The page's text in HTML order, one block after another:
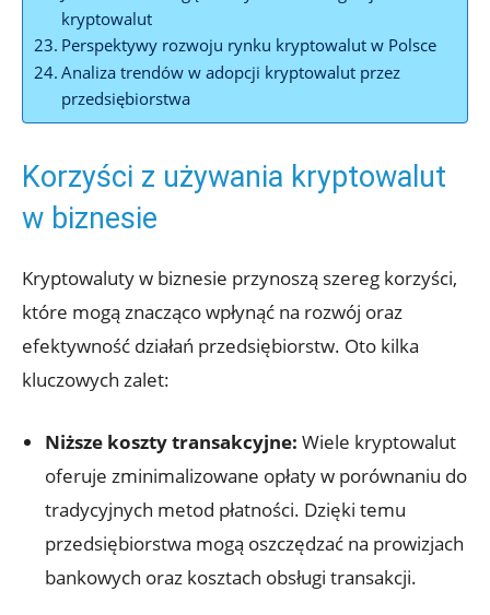
kryptowalut
Perspektywy rozwoju​ rynku kryptowalut w⁤ Polsce
Analiza⁣ trendów w​ adopcji kryptowalut przez
⁢przedsiębiorstwa
Korzyści z używania⁢ kryptowalut
w biznesie
Kryptowaluty⁢ w ⁢biznesie przynoszą ⁣szereg korzyści,
które mogą⁣ znacząco wpłynąć na rozwój oraz
efektywność działań przedsiębiorstw. ‌Oto kilka
kluczowych zalet:
Niższe koszty transakcyjne: Wiele ‍kryptowalut
oferuje ⁣zminimalizowane⁢ opłaty w porównaniu do‍
tradycyjnych metod płatności.⁤ Dzięki temu‌
przedsiębiorstwa mogą oszczędzać⁤ na prowizjach
bankowych oraz kosztach ​obsługi transakcji.